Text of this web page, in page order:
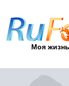
Моя жизнь